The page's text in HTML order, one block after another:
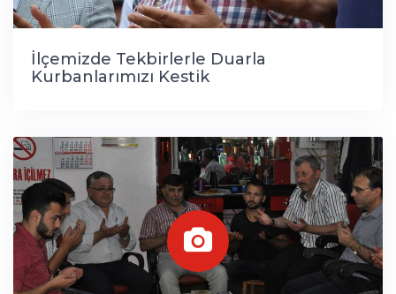
İlçemizde Tekbirlerle Duarla
Kurbanlarımızı Kestik